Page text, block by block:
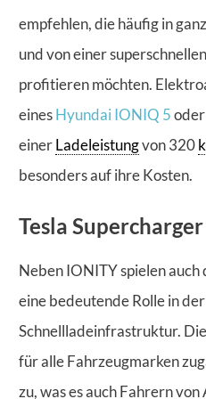
empfehlen, die häufig in
und von einer superschnellen
profitieren möchten.
einesHyundai IONIQ 5oder
einerLadeleistungvon 320
besonders auf ihre Kosten.
Tesla Supercharger
Neben IONITY spielen auch
eine bedeutende Rolle in
Schnellladeinfrastruktur.
für alle Fahrzeugmarken
zu, was es auch Fahrern